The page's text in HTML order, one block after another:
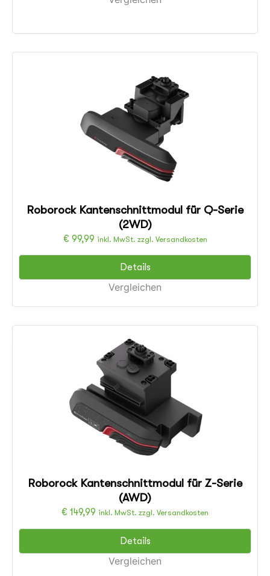
Roborock Kantenschnittmodul für Q-Serie
(2WD)
€ 99,99 inkl. MwSt. zzgl. Versandkosten
Details
Vergleichen
Roborock Kantenschnittmodul für Z-Serie
(AWD)
€ 149,99 inkl. MwSt. zzgl. Versandkosten
Details
Vergleichen